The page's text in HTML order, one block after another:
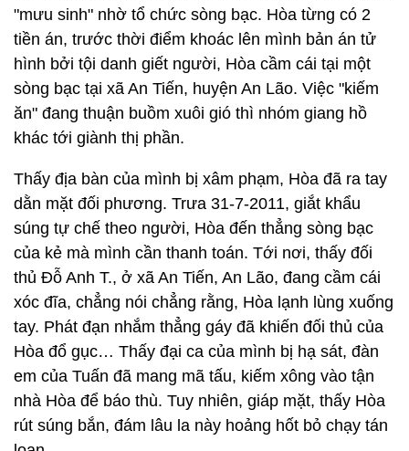
"mưu sinh" nhờ tổ chức sòng bạc. Hòa từng có 2
tiền án, trước thời điểm khoác lên mình bản án tử
hình bởi tội danh giết người, Hòa cầm cái tại một
sòng bạc tại xã An Tiến, huyện An Lão. Việc "kiếm
ăn" đang thuận buồm xuôi gió thì nhóm giang hồ
khác tới giành thị phần.
Thấy địa bàn của mình bị xâm phạm, Hòa đã ra tay
dằn mặt đối phương. Trưa 31-7-2011, giắt khẩu
súng tự chế theo người, Hòa đến thẳng sòng bạc
của kẻ mà mình cần thanh toán. Tới nơi, thấy đối
thủ Đỗ Anh T., ở xã An Tiến, An Lão, đang cầm cái
xóc đĩa, chẳng nói chẳng rằng, Hòa lạnh lùng xuống
tay. Phát đạn nhắm thẳng gáy đã khiến đối thủ của
Hòa đổ gục… Thấy đại ca của mình bị hạ sát, đàn
em của Tuấn đã mang mã tấu, kiếm xông vào tận
nhà Hòa để báo thù. Tuy nhiên, giáp mặt, thấy Hòa
rút súng bắn, đám lâu la này hoảng hốt bỏ chạy tán